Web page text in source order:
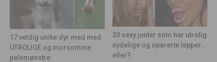
17 veldig unike dyr med med
UTROLIGE og morsomme
pelsmønstre
20 sexy jenter som har utrolig
nydelige og opererte lepper…
eller?